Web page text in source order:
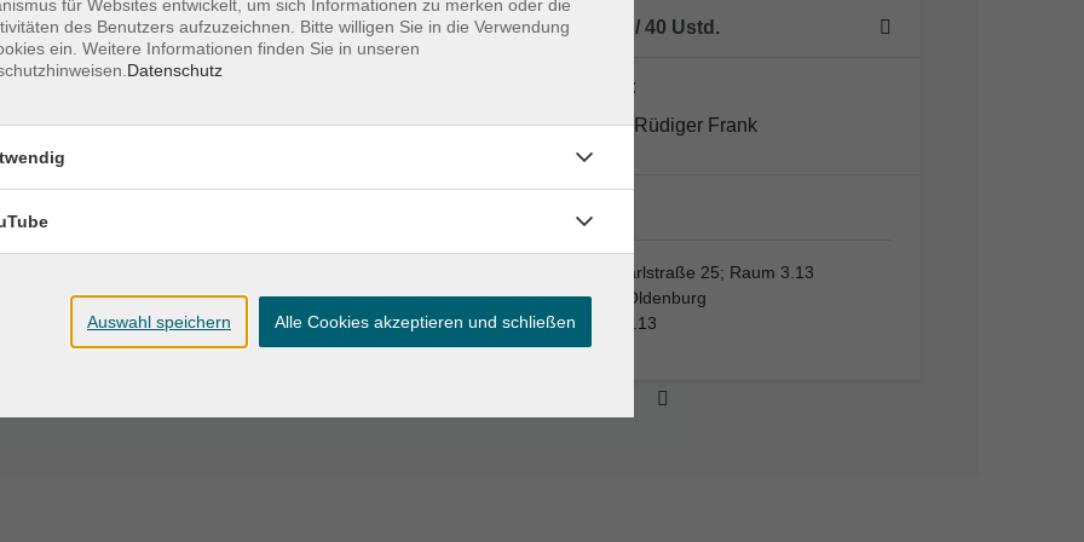
– 16:30 Uhr
Raum 3.13
– 16:30 Uhr
5 Termine / 40 Ustd.
Dozent*in:
Rüdiger Frank
VHS,…
VHS, Karlstraße 25; Raum 3.13
26123 Oldenburg
Raum 3.13
für Websites entwickelt, um sich Informationen zu merken oder die
des Benutzers aufzuzeichnen. Bitte willigen Sie in die Verwendung
ein. Weitere Informationen finden Sie in unseren
Datenschutz
Auswahl speichern Alle Cookies akzeptieren und schließen